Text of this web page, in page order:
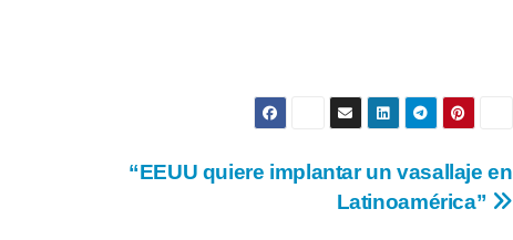
“EEUU quiere implantar un vasallaje en
Latinoamérica”